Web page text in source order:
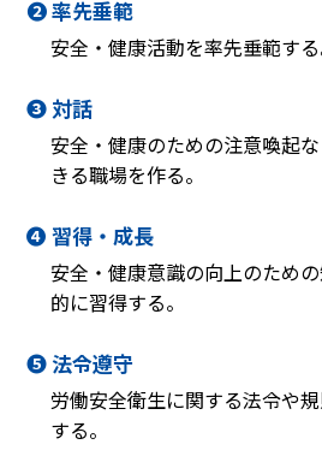
❷ 率先垂範
安全・健康活動を率先垂範する
❸ 対話
安全・健康のための注意喚起
きる職場を作る。
❹ 習得・成長
安全・健康意識の向上のため
的に習得する。
❺ 法令遵守
労働安全衛生に関する法令や
する。